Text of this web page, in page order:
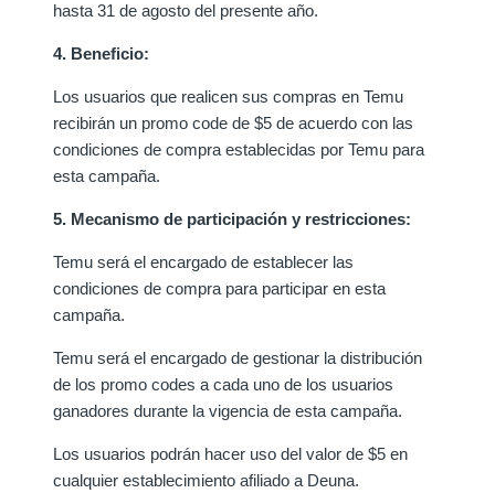
hasta 31 de agosto del presente año.
4. Beneficio:
Los usuarios que realicen sus compras en Temu
recibirán un promo code de $5 de acuerdo con las
condiciones de compra establecidas por Temu para
esta campaña.
5. Mecanismo de participación y restricciones:
Temu será el encargado de establecer las
condiciones de compra para participar en esta
campaña.
Temu será el encargado de gestionar la distribución
de los promo codes a cada uno de los usuarios
ganadores durante la vigencia de esta campaña.
Los usuarios podrán hacer uso del valor de $5 en
cualquier establecimiento afiliado a Deuna.